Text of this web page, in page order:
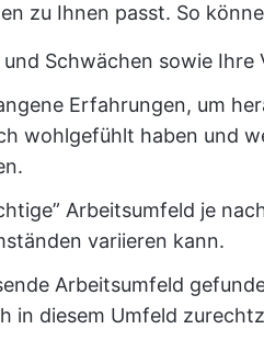
zu Ihnen passt. So
Schwächen sowie Ihre
Erfahrungen, um
wohlgefühlt haben und
Arbeitsumfeld je
variieren kann.
Arbeitsumfeld
in diesem Umfeld